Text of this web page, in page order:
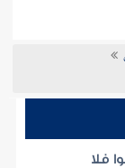
فلا